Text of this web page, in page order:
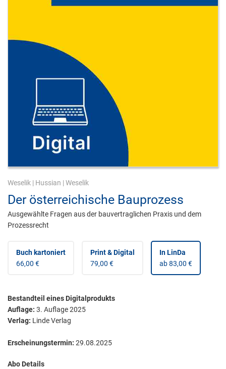
Weselik | Hussian | Weselik
Der österreichische Bauprozess
Ausgewählte Fragen aus der bauvertraglichen Praxis und dem
Prozessrecht
Buch kartoniert
66,00 €
Print & Digital
79,00 €
In LinDa
ab 83,00 €
Bestandteil eines Digitalprodukts
Auflage: 3. Auflage 2025
Verlag: Linde Verlag
Erscheinungstermin: 29.08.2025
Abo Details